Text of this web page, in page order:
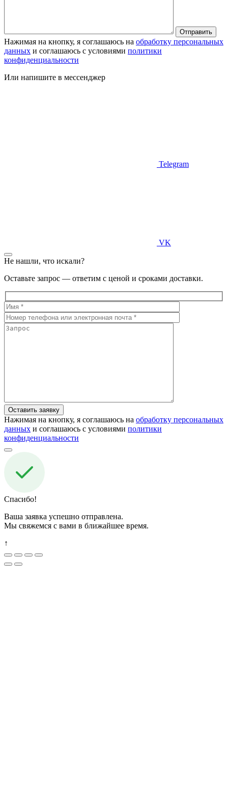
Нажимая на кнопку, я соглашаюсь на обработку персональных
данных и соглашаюсь с условиями политики
конфиденциальности
Или напишите в мессенджер
Telegram
VK
Не нашли, что искали?
Оставьте запрос — ответим с ценой и сроками доставки.
Нажимая на кнопку, я соглашаюсь на обработку персональных
данных и соглашаюсь с условиями политики
конфиденциальности
Спасибо!
Ваша заявка успешно отправлена.
Мы свяжемся с вами в ближайшее время.
↑